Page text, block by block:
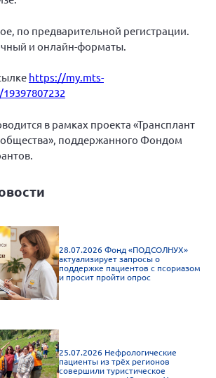
ОООИБРС 2020
ответы
документы
литература для НКО
аналитика, мнения
по предварительной регистрации.
и онлайн-форматы.
https://my.mts-
в рамках проекта «Трансплант
поддержанного Фондом
28.07.2026 Фонд «ПОДСОЛНУХ»
актуализирует запросы о
поддержке пациентов с псориазом
и просит пройти опрос
25.07.2026 Нефрологические
пациенты из трёх регионов
совершили туристическое